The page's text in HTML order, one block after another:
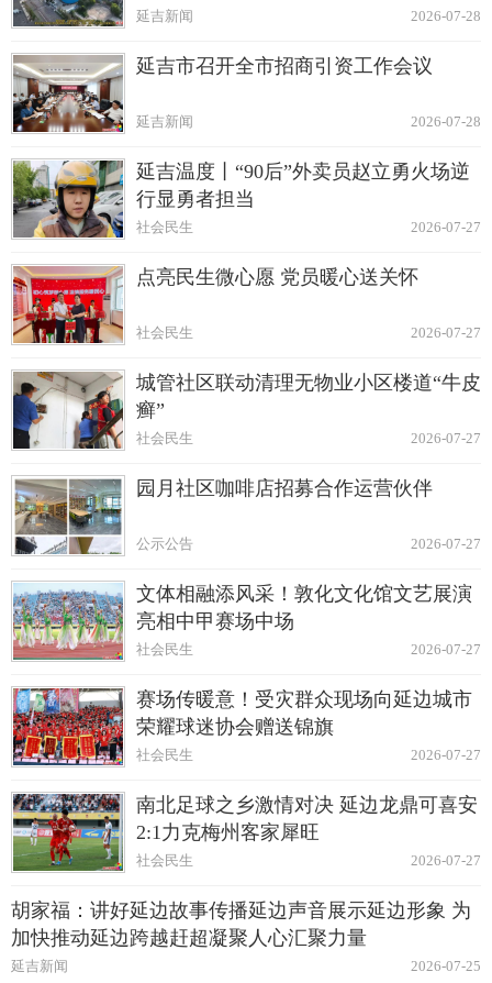
2026-07-28
延吉新闻
延吉市召开全市招商引资工作会议
2026-07-28
延吉新闻
延吉温度丨“90后”外卖员赵立勇火场逆
行显勇者担当
2026-07-27
社会民生
点亮民生微心愿 党员暖心送关怀
2026-07-27
社会民生
城管社区联动清理无物业小区楼道“牛皮
癣”
2026-07-27
社会民生
园月社区咖啡店招募合作运营伙伴
2026-07-27
公示公告
文体相融添风采！敦化文化馆文艺展演
亮相中甲赛场中场
2026-07-27
社会民生
赛场传暖意！受灾群众现场向延边城市
荣耀球迷协会赠送锦旗
2026-07-27
社会民生
南北足球之乡激情对决 延边龙鼎可喜安
2:1力克梅州客家犀旺
2026-07-27
社会民生
胡家福：讲好延边故事传播延边声音展示延边形象 为
加快推动延边跨越赶超凝聚人心汇聚力量
2026-07-25
延吉新闻